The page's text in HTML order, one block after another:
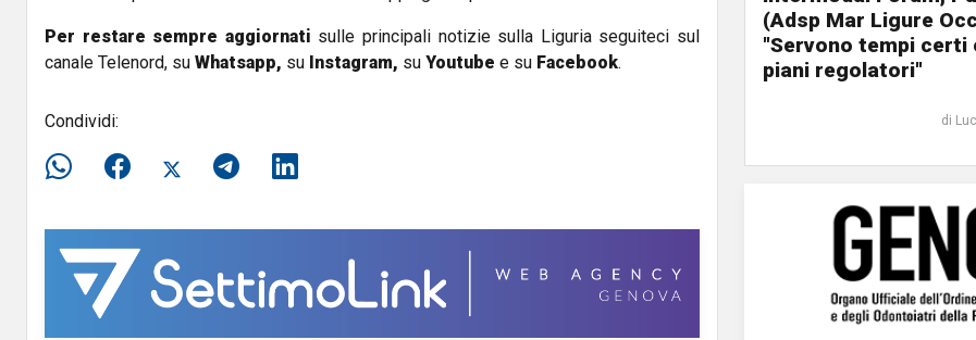
Per restare sempre aggiornati sulle principali notizie sulla Liguria seguiteci sul
canale Telenord, su Whatsapp, su Instagram, su Youtube e su Facebook.
Condividi:
(Adsp Mar Ligure
"Servono tempi certi
piani regolatori"
di